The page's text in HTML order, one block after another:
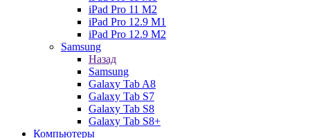
iPad Pro 11 M2
iPad Pro 12.9 M1
iPad Pro 12.9 M2
Samsung
Назад
Samsung
Galaxy Tab A8
Galaxy Tab S7
Galaxy Tab S8
Galaxy Tab S8+
Компьютеры